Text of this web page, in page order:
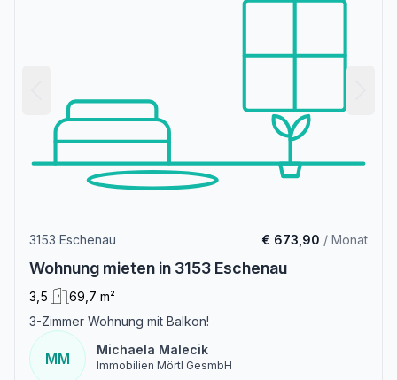
3153 Eschenau € 673,90 / Monat
Wohnung mieten in 3153 Eschenau
3,5
69,7 m²
3-Zimmer Wohnung mit Balkon!
MM
Michaela Malecik
Immobilien Mörtl GesmbH